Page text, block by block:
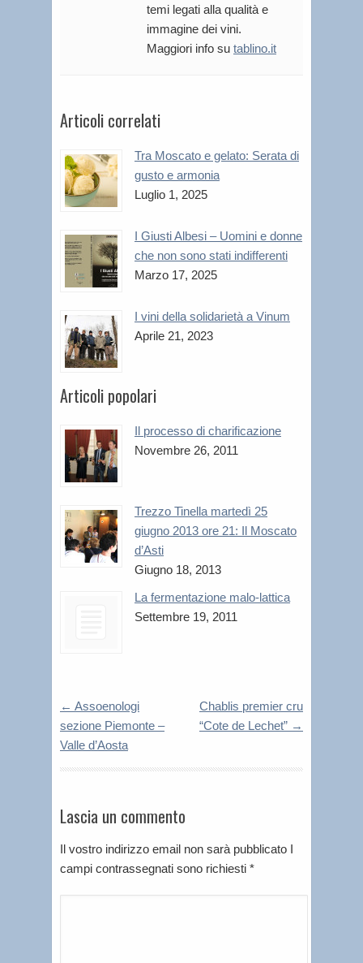
temi legati alla qualità e
immagine dei vini.
Maggiori info su tablino.it
Articoli correlati
Tra Moscato e gelato: Serata di
gusto e armonia
Luglio 1, 2025
I Giusti Albesi – Uomini e donne
che non sono stati indifferenti
Marzo 17, 2025
I vini della solidarietà a Vinum
Aprile 21, 2023
Articoli popolari
Il processo di charificazione
Novembre 26, 2011
Trezzo Tinella martedì 25
giugno 2013 ore 21: Il Moscato
d’Asti
Giugno 18, 2013
La fermentazione malo-lattica
Settembre 19, 2011
← Assoenologi
sezione Piemonte –
Valle d’Aosta
Chablis premier cru
“Cote de Lechet” →
Lascia un commento
Il vostro indirizzo email non sarà pubblicato I
campi contrassegnati sono richiesti *